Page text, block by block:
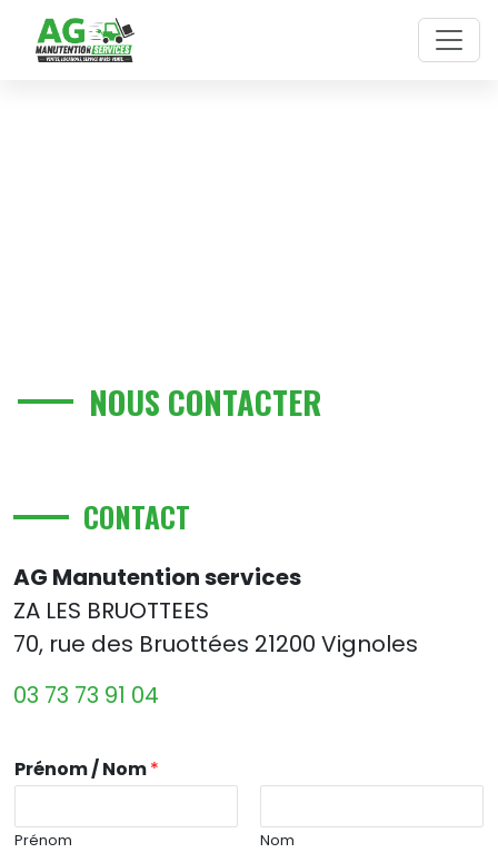
Skip to main content
NOUS CONTACTER
CONTACT
AG Manutention services
ZA LES BRUOTTEES
70, rue des Bruottées 21200 Vignoles
03 73 73 91 04
Prénom / Nom*
Prénom Nom